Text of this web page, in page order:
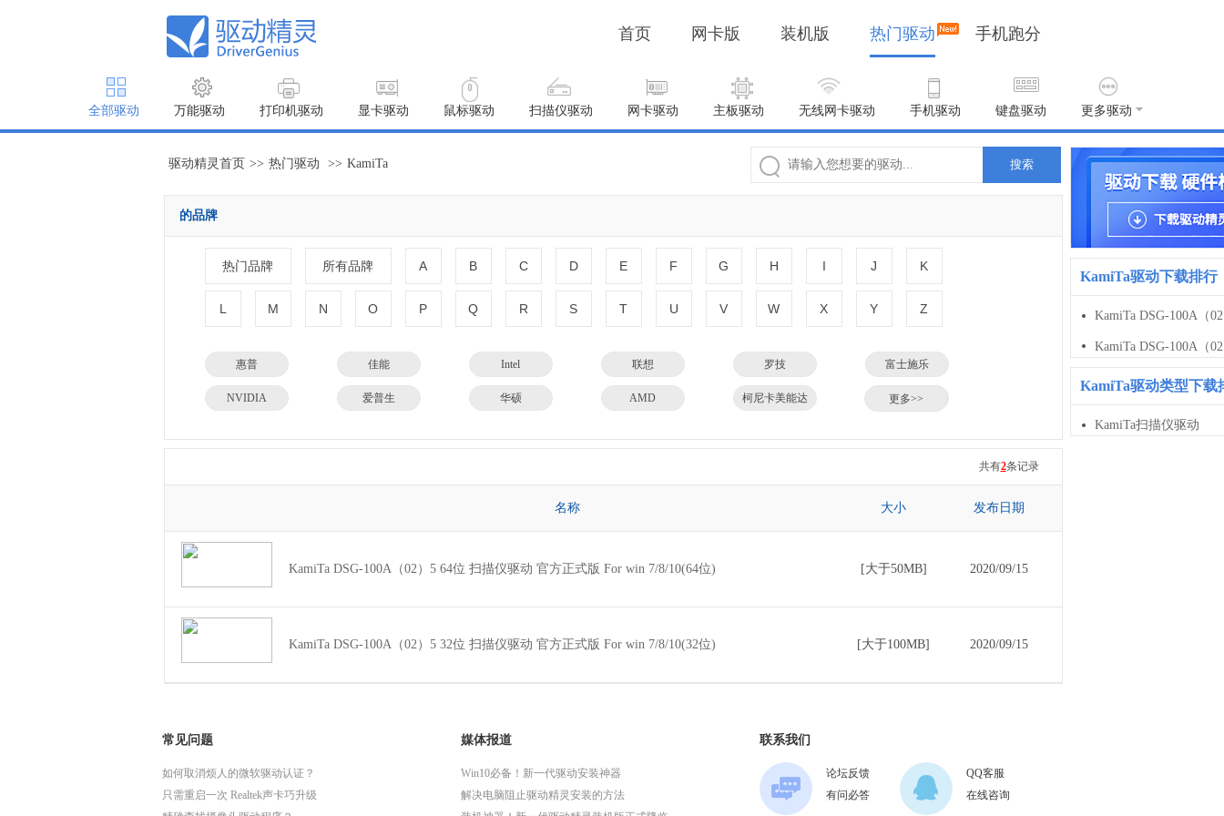
首页 网卡版 装机版 热门驱动 手机跑分
全部驱动 万能驱动 打印机驱动 显卡驱动 鼠标驱动 扫描仪驱动 网卡驱动 主板驱动 无线网卡驱动 手机驱动 键盘驱动 更多驱动
驱动精灵首页 >> 热门驱动 >> KamiTa 搜索
的品牌
热门品牌 所有品牌 A B C D E F G H I J K
L M N O P Q R S T U V W X Y Z
惠普 佳能 Intel 联想 罗技 富士施乐
NVIDIA 爱普生 华硕 AMD 柯尼卡美能达 小米
更多>>
共有2条记录
名称 大小 发布日期
KamiTa DSG-100A（02）5 64位 扫描仪驱动 官方正式版 For win 7/8/10(64位) [大于50MB] 2020/09/15
KamiTa DSG-100A（02）5 32位 扫描仪驱动 官方正式版 For win 7/8/10(32位) [大于100MB] 2020/09/15
KamiTa驱动下载排行
KamiTa驱动类型下载
KamiTa扫描仪驱动
常见问题
如何取消烦人的微软驱动认证？
只需重启一次 Realtek声卡巧升级
媒体报道
Win10必备！新一代驱动安装神器
解决电脑阻止驱动精灵安装的方法
联系我们
论坛反馈
有问必答
QQ客服
在线咨询